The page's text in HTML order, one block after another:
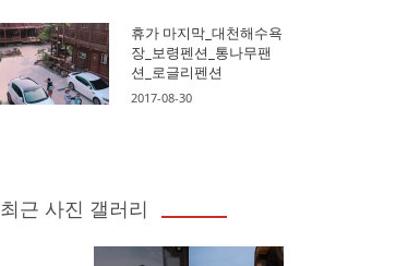
휴가 마지막_대천해수욕
장_보령펜션_통나무팬
션_로글리펜션
2017-08-30
최근 사진 갤러리